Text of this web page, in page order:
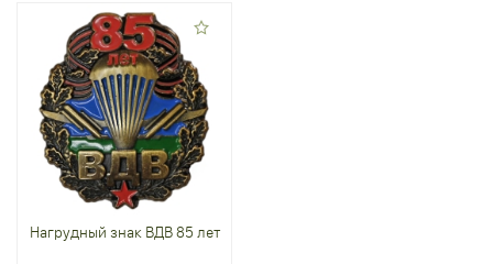
Нагрудный знак ВДВ 85 лет